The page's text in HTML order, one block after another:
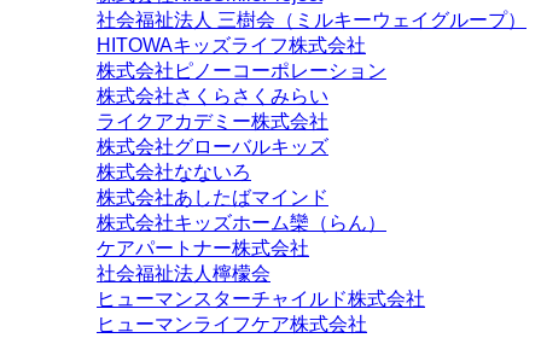
社会福祉法人 三樹会（ミルキーウェイグループ）
HITOWAキッズライフ株式会社
株式会社ピノーコーポレーション
株式会社さくらさくみらい
ライクアカデミー株式会社
株式会社グローバルキッズ
株式会社なないろ
株式会社あしたばマインド
株式会社キッズホーム欒（らん）
ケアパートナー株式会社
社会福祉法人檸檬会
ヒューマンスターチャイルド株式会社
ヒューマンライフケア株式会社